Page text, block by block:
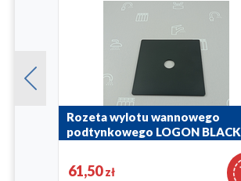
Rozeta wylotu wannowego
podtynkowego LOGON BLACK
61,50zł